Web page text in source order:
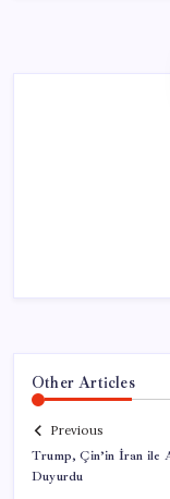
Other Articles
Previous
Trump, Çin’in İran ile
Duyurdu